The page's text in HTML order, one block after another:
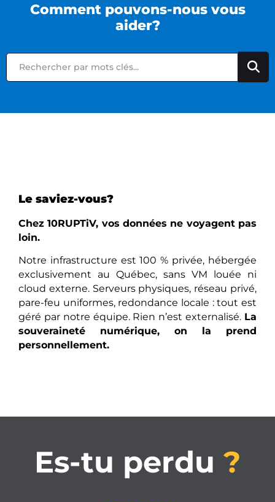
Comment pouvons-nous vous
aider?
Le saviez-vous?
Chez 10RUPTiV, vos données ne voyagent pas
loin.
Notre infrastructure est 100 % privée, hébergée
exclusivement au Québec, sans VM louée ni
cloud externe. Serveurs physiques, réseau privé,
pare-feu uniformes, redondance locale : tout est
géré par notre équipe. Rien n’est externalisé. La
souveraineté numérique, on la prend
personnellement.
Es-tu perdu ?